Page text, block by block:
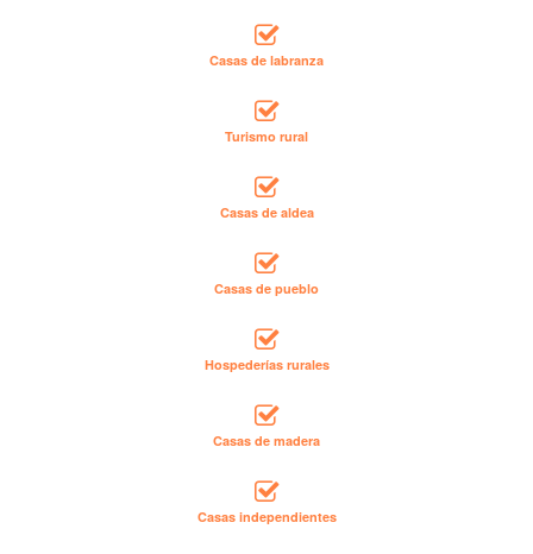
Casas de labranza
Turismo rural
Casas de aldea
Casas de pueblo
Hospederías rurales
Casas de madera
Casas independientes